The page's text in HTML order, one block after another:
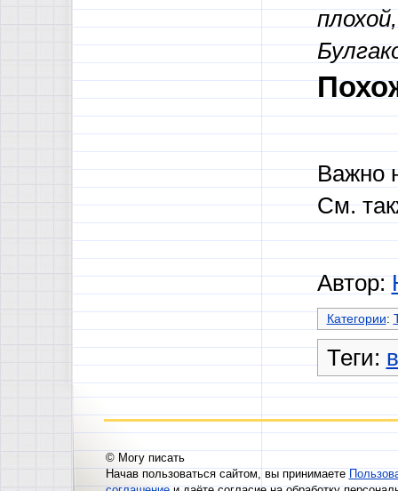
Важно
См.
Автор:
Категории:
Теги:
© Могу писать
Начав пользоваться сайтом, вы принимаете